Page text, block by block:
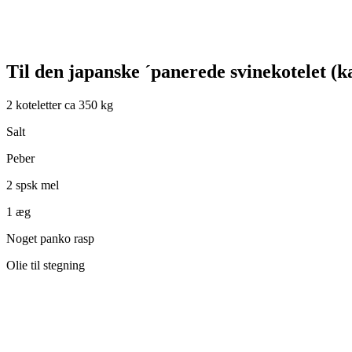
Til den japanske ´panerede svinekotelet
2 koteletter ca 350 kg
Salt
Peber
2 spsk mel
1 æg
Noget panko rasp
Olie til stegning